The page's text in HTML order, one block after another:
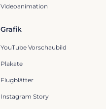
Grafik
YouTube Vorschaubild
Plakate
Flugblätter
Instagram Story
Videoanimation